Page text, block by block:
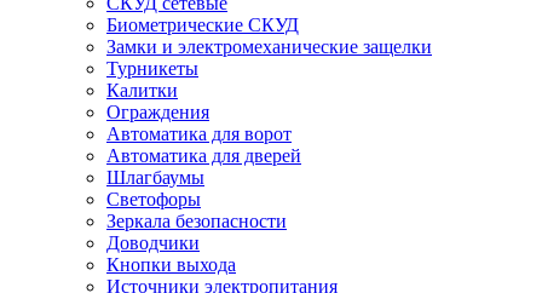
Биометрические СКУД
Замки и электромеханические защелки
Турникеты
Калитки
Ограждения
Автоматика для ворот
Автоматика для дверей
Шлагбаумы
Светофоры
Зеркала безопасности
Доводчики
Кнопки выхода
Источники электропитания